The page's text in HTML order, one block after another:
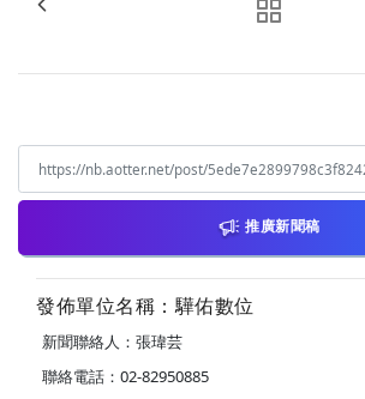
推廣新聞稿
發佈單位名稱：驊佑數位
新聞聯絡人：張瑋芸
聯絡電話：02-82950885